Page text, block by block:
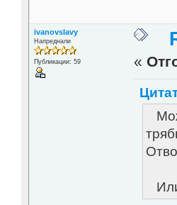
ivanovslavy
Напреднали
Публикации: 59 «